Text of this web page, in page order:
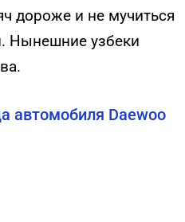
дороже и не мучиться
Нынешние узбеки
автомобиля Daewoo